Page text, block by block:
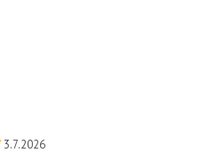
3.7.2026